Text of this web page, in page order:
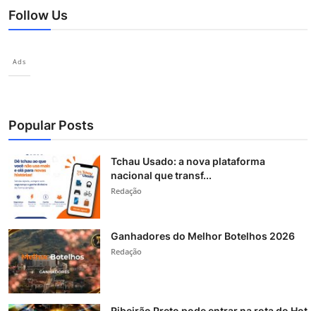
Follow Us
Ads
Popular Posts
Tchau Usado: a nova plataforma
nacional que transf...
Redação
Ganhadores do Melhor Botelhos 2026
Redação